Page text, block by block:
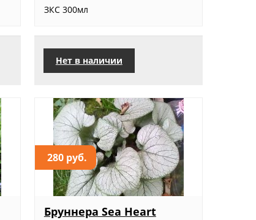
ЗКС 300мл
Нет в наличии
280 руб.
Бруннера Sea Heart